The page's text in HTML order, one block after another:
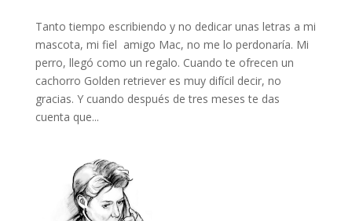
Tanto tiempo escribiendo y no dedicar unas letras a mi
mascota, mi fiel amigo Mac, no me lo perdonaría. Mi
perro, llegó como un regalo. Cuando te ofrecen un
cachorro Golden retriever es muy difícil decir, no
gracias. Y cuando después de tres meses te das
cuenta que...